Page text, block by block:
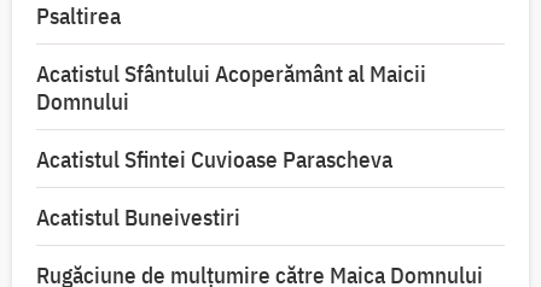
Psaltirea
Acatistul Sfântului Acoperământ al Maicii
Domnului
Acatistul Sfintei Cuvioase Parascheva
Acatistul Buneivestiri
Rugăciune de mulţumire către Maica Domnului